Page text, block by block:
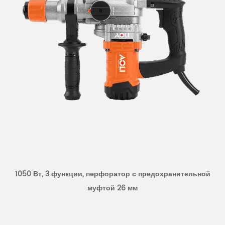
1. Универсальность: сочетая в себе функции
воздушного компрессора и мощного отбойного
молотка, он может удовлетворить потребности
различных сценариев работы и повысить
эффективность работы.
2. Высокая выходная мощность. Мощный двигатель
зажима инструмента HEX и держатель инструмента
SDS Max надежно фиксируют инструменты
1050 Вт, 3 функции, перфоратор с предохранительной
муфтой 26 мм